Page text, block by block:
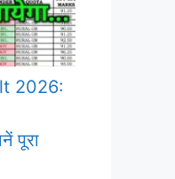
2026:
पूरा